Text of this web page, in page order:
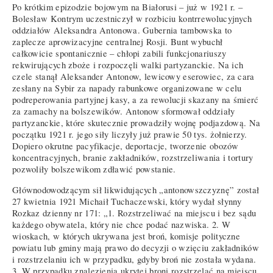
Po krótkim epizodzie bojowym na Białorusi – już w 1921 r. –
Bolesław Kontrym uczestniczył w rozbiciu kontrrewolucyjnych
oddziałów Aleksandra Antonowa. Gubernia tambowska to
zaplecze aprowizacyjne centralnej Rosji. Bunt wybuchł
całkowicie spontanicznie – chłopi zabili funkcjonariuszy
rekwirujących zboże i rozpoczęli walki partyzanckie. Na ich
czele stanął Aleksander Antonow, lewicowy eserowiec, za cara
zesłany na Sybir za napady rabunkowe organizowane w celu
podreperowania partyjnej kasy, a za rewolucji skazany na śmierć
za zamachy na bolszewików. Antonow sformował oddziały
partyzanckie, które skutecznie prowadziły wojnę podjazdową. Na
początku 1921 r. jego siły liczyły już prawie 50 tys. żołnierzy.
Dopiero okrutne pacyfikacje, deportacje, tworzenie obozów
koncentracyjnych, branie zakładników, rozstrzeliwania i tortury
pozwoliły bolszewikom zdławić powstanie.
Głównodowodzącym sił likwidujących „antonowszczyznę” został
27 kwietnia 1921 Michaił Tuchaczewski, który wydał słynny
Rozkaz dzienny nr 171: „1. Rozstrzeliwać na miejscu i bez sądu
każdego obywatela, który nie chce podać nazwiska. 2. W
wioskach, w których ukrywana jest broń, komisje polityczne
powiatu lub gminy mają prawo do decyzji o wzięciu zakładników
i rozstrzelaniu ich w przypadku, gdyby broń nie została wydana.
3. W przypadku znalezienia ukrytej broni rozstrzelać na miejscu